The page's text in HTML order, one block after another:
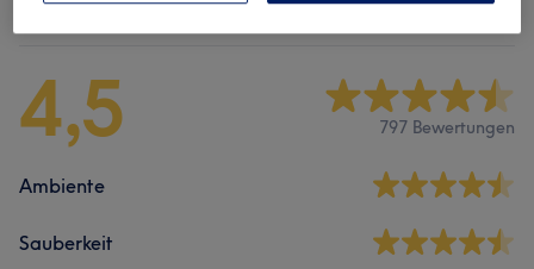
4,5 797 Bewertungen
Ambiente
Sauberkeit